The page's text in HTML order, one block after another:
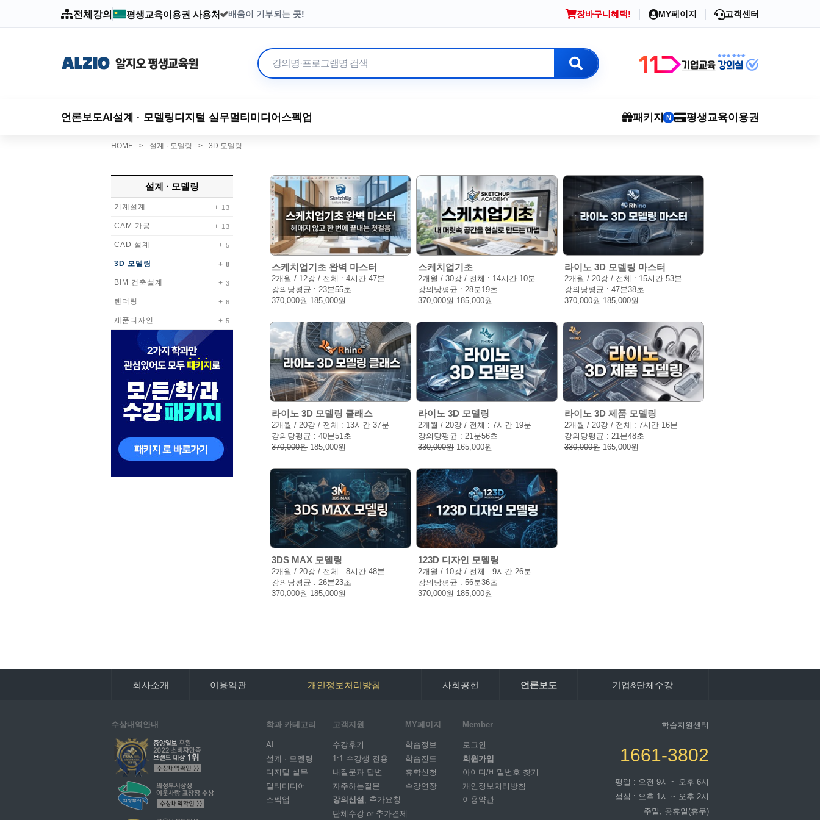
전체강의 평생교육이용권 사용처
배움이 기부되는 곳!
2003년부터 이어온 수강료 기부
장바구니혜택! MY페이지 고객센터
언론보도AI설계 · 모델링디지털 실무멀티미디어 스펙업 패키지 N 평생교육이용권
HOME > 설계 · 모델링 > 3D 모델링
설계 · 모델링
기계설계 13
CAM 가공 13
CAD 설계 5
3D 모델링 8
BIM 건축설계 3
렌더링 6
제품디자인 5
스케치업기초 완벽 마스터
2개월 / 12강 / 전체 : 4시간 47분
강의당평균 : 23분55초
370,000원 185,000원
스케치업기초
2개월 / 30강 / 전체 : 14시간 10분
강의당평균 : 28분19초
370,000원 185,000원
라이노 3D 모델링 마스터
2개월 / 20강 / 전체 : 15시간 53분
강의당평균 : 47분38초
370,000원 185,000원
라이노 3D 모델링 클래스
2개월 / 20강 / 전체 : 13시간 37분
강의당평균 : 40분51초
370,000원 185,000원
라이노 3D 모델링
2개월 / 20강 / 전체 : 7시간 19분
강의당평균 : 21분56초
330,000원 165,000원
라이노 3D 제품 모델링
2개월 / 20강 / 전체 : 7시간 16분
강의당평균 : 21분48초
330,000원 165,000원
3DS MAX 모델링
2개월 / 20강 / 전체 : 8시간 48분
강의당평균 : 26분23초
370,000원 185,000원
123D 디자인 모델링
2개월 / 10강 / 전체 : 9시간 26분
강의당평균 : 56분36초
370,000원 185,000원
회사소개 이용약관 개인정보처리방침 사회공헌 언론보도 기업&단체수강
수상내역안내 학과 카테고리
AI
설계 · 모델링
디지털 실무
멀티미디어
스펙업
고객지원
수강후기
1:1 수강생 전용
내질문과 답변
자주하는질문
강의신설
, 추가요청
단체수강 or 추가결제
MY페이지
학습정보
학습진도
휴학신청
수강연장
Member
로그인
회원가입
아이디/비밀번호 찾기
개인정보처리방침
이용약관
학습지원센터
1661-3802
평일 : 오전 9시 ~ 오후 6시
점심 : 오후 1시 ~ 오후 2시
주말, 공휴일(휴무)